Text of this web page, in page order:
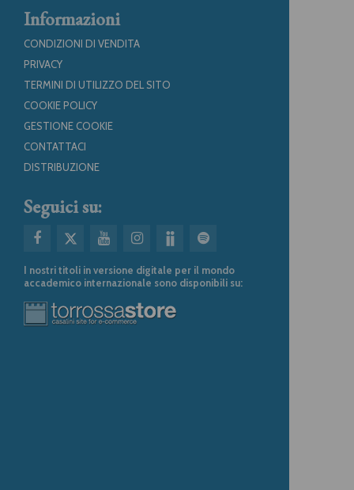
Informazioni
CONDIZIONI DI VENDITA
PRIVACY
TERMINI DI UTILIZZO DEL SITO
COOKIE POLICY
GESTIONE COOKIE
CONTATTACI
DISTRIBUZIONE
Seguici su:
I nostri titoli in versione digitale per il mondo
accademico internazionale sono disponibili su: